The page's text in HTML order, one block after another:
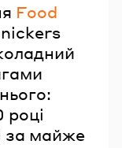
Food
році
за майже